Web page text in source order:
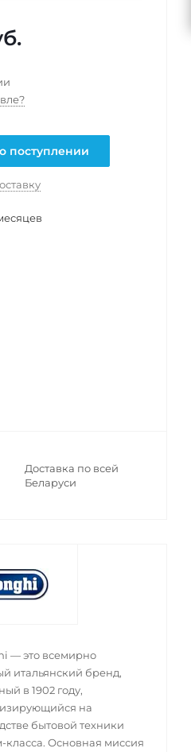
поступлении
Доставка по всей
Беларуси
— это всемирно
итальянский бренд,
в 1902 году,
на
бытовой техники
класса. Основная миссия